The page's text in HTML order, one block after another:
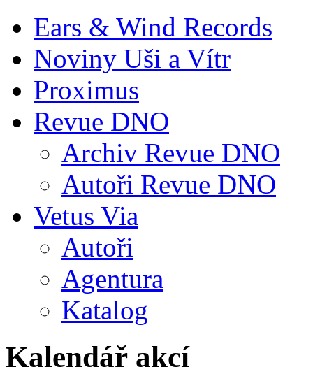
Ears & Wind Records
Noviny Uši a Vítr
Proximus
Revue DNO
Archiv Revue DNO
Autoři Revue DNO
Vetus Via
Autoři
Agentura
Katalog
Kalendář akcí